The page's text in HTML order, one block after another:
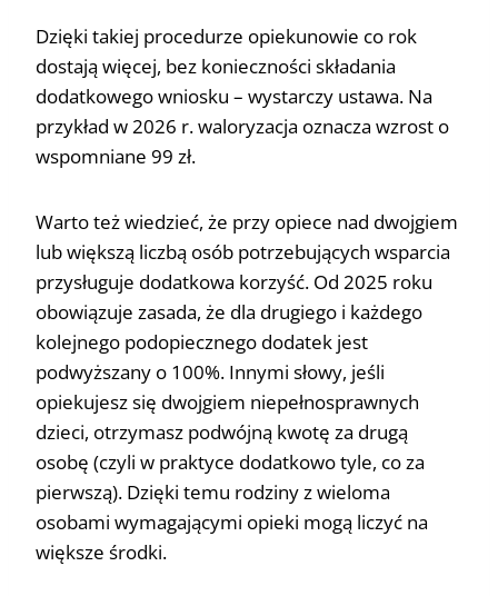
Dzięki takiej procedurze opiekunowie co rok
dostają więcej, bez konieczności składania
dodatkowego wniosku – wystarczy ustawa. Na
przykład w 2026 r. waloryzacja oznacza wzrost o
wspomniane 99 zł.
Warto też wiedzieć, że przy opiece nad dwojgiem
lub większą liczbą osób potrzebujących wsparcia
przysługuje dodatkowa korzyść. Od 2025 roku
obowiązuje zasada, że dla drugiego i każdego
kolejnego podopiecznego dodatek jest
podwyższany o 100%. Innymi słowy, jeśli
opiekujesz się dwojgiem niepełnosprawnych
dzieci, otrzymasz podwójną kwotę za drugą
osobę (czyli w praktyce dodatkowo tyle, co za
pierwszą). Dzięki temu rodziny z wieloma
osobami wymagającymi opieki mogą liczyć na
większe środki.